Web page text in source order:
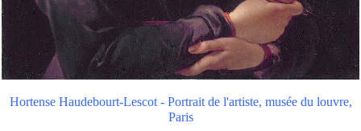
Hortense Haudebourt-Lescot - Portrait de l'artiste, musée du louvre,
Paris